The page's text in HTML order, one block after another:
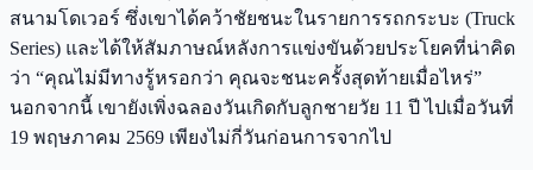
สนามโดเวอร์ ซึ่งเขาได้คว้าชัยชนะในรายการรถกระบะ (Truck
Series) และได้ให้สัมภาษณ์หลังการแข่งขันด้วยประโยคที่น่าคิด
ว่า “คุณไม่มีทางรู้หรอกว่า คุณจะชนะครั้งสุดท้ายเมื่อไหร่”
นอกจากนี้ เขายังเพิ่งฉลองวันเกิดกับลูกชายวัย 11 ปี ไปเมื่อวันที่
19 พฤษภาคม 2569 เพียงไม่กี่วันก่อนการจากไป